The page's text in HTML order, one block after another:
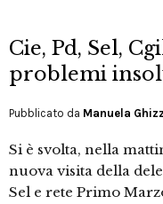
Cie, Pd, Sel,
problemi
Pubblicato da Manuela
Si è svolta, nella
nuova visita della
Sel e rete Primo